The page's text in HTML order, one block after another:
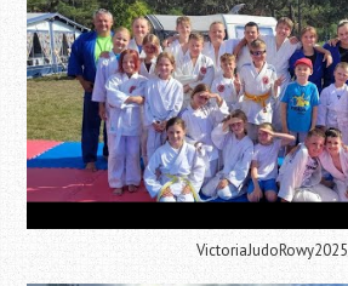
VictoriaJudoRowy2025